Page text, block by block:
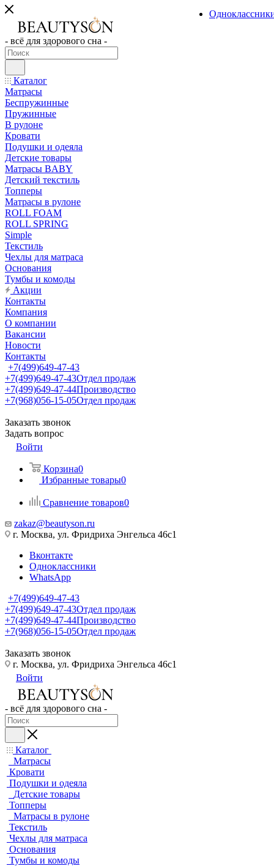
- всё для здорового сна -
Каталог
Матрасы
Беспружинные
Пружинные
В рулоне
Кровати
Подушки и одеяла
Детские товары
Матрасы BABY
Детский текстиль
Топперы
Матрасы в рулоне
ROLL FOAM
ROLL SPRING
Simple
Текстиль
Чехлы для матраса
Основания
Тумбы и комоды
Акции
Контакты
Компания
О компании
Вакансии
Новости
Контакты
+7(499)649-47-43
+7(499)649-47-43Отдел продаж
+7(499)649-47-44Производство
+7(968)056-15-05Отдел продаж
Заказать звонок
Задать вопрос
Войти
Корзина0
Избранные товары0
Сравнение товаров0
zakaz@beautyson.ru
г. Москва, ул. Фридриха Энгельса 46с1
Вконтакте
Одноклассники
WhatsApp
+7(499)649-47-43
+7(499)649-47-43Отдел продаж
+7(499)649-47-44Производство
+7(968)056-15-05Отдел продаж
Заказать звонок
г. Москва, ул. Фридриха Энгельса 46с1
Войти
- всё для здорового сна -
Каталог
Матрасы
Кровати
Подушки и одеяла
Детские товары
Топперы
Матрасы в рулоне
Текстиль
Чехлы для матраса
Основания
Тумбы и комоды